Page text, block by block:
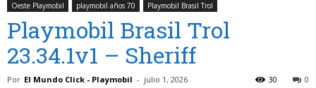
Oeste Playmobil playmobil años 70 Playmobil Brasil Trol
Playmobil Brasil Trol
23.34.1v1 – Sheriff
Por El Mundo Click - Playmobil - julio 1, 2026 0
30